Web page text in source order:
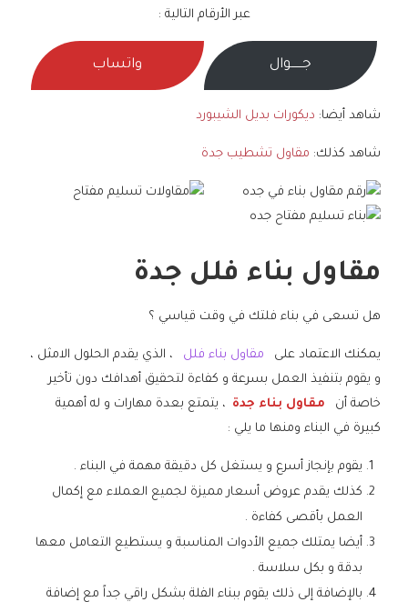
عبر الأرقام التالية :
جــــــوال واتساب
شاهد أيضا: ديكورات بديل الشيبورد
شاهد كذلك: مقاول تشطيب جدة
مقاول بناء فلل جدة
هل تسعى في بناء فلتك في وقت قياسي ؟
يمكنك الاعتماد على مقاول بناء فلل
، الذي يقدم الحلول الامثل ،
و يقوم بتنفيذ العمل بسرعة و كفاءة لتحقيق أهدافك دون تأخير
خاصة أن
مقاول بناء جدة ، يتمتع بعدة مهارات و له أهمية
كبيرة في البناء ومنها ما يلي :
يقوم بإنجاز أسرع و يستغل كل دقيقة مهمة في البناء .
كذلك يقدم عروض أسعار مميزة لجميع العملاء مع إكمال
العمل بأقصى كفاءة .
أيضا يمتلك جميع الأدوات المناسبة و يستطيع التعامل معها
بدقة و بكل سلاسة .
بالإضافة إلى ذلك يقوم ببناء الفلة بشكل راقي جداً مع إضافة